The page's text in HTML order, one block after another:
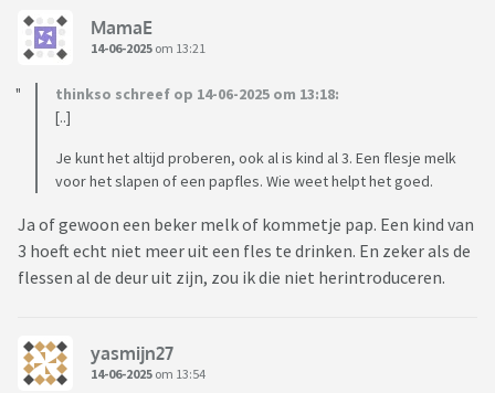
MamaE
14-06-2025 om 13:21
thinkso schreef op 14-06-2025 om 13:18:
[..]
Je kunt het altijd proberen, ook al is kind al 3. Een flesje melk
voor het slapen of een papfles. Wie weet helpt het goed.
Ja of gewoon een beker melk of kommetje pap. Een kind van
3 hoeft echt niet meer uit een fles te drinken. En zeker als de
flessen al de deur uit zijn, zou ik die niet herintroduceren.
yasmijn27
14-06-2025 om 13:54